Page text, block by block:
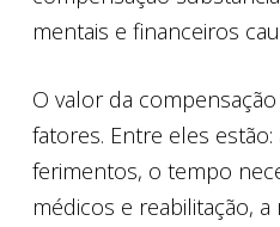
mentais e financeiros
O valor da
fatores. Entre eles estão:
ferimentos, o tempo
médicos e reabilitação,